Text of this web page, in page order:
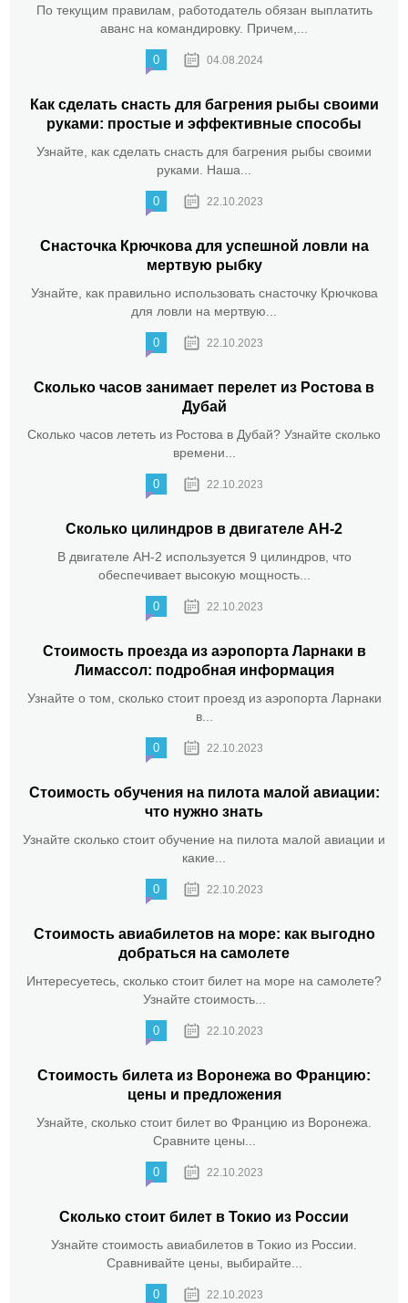
По текущим правилам, работодатель обязан выплатить
аванс на командировку. Причем,...
0 04.08.2024
Как сделать снасть для багрения рыбы своими
руками: простые и эффективные способы
Узнайте, как сделать снасть для багрения рыбы своими
руками. Наша...
0 22.10.2023
Снасточка Крючкова для успешной ловли на
мертвую рыбку
Узнайте, как правильно использовать снасточку Крючкова
для ловли на мертвую...
0 22.10.2023
Сколько часов занимает перелет из Ростова в
Дубай
Сколько часов лететь из Ростова в Дубай? Узнайте сколько
времени...
0 22.10.2023
Сколько цилиндров в двигателе АН-2
В двигателе АН-2 используется 9 цилиндров, что
обеспечивает высокую мощность...
0 22.10.2023
Стоимость проезда из аэропорта Ларнаки в
Лимассол: подробная информация
Узнайте о том, сколько стоит проезд из аэропорта Ларнаки
в...
0 22.10.2023
Стоимость обучения на пилота малой авиации:
что нужно знать
Узнайте сколько стоит обучение на пилота малой авиации и
какие...
0 22.10.2023
Стоимость авиабилетов на море: как выгодно
добраться на самолете
Интересуетесь, сколько стоит билет на море на самолете?
Узнайте стоимость...
0 22.10.2023
Стоимость билета из Воронежа во Францию:
цены и предложения
Узнайте, сколько стоит билет во Францию из Воронежа.
Сравните цены...
0 22.10.2023
Сколько стоит билет в Токио из России
Узнайте стоимость авиабилетов в Токио из России.
Сравнивайте цены, выбирайте...
0 22.10.2023